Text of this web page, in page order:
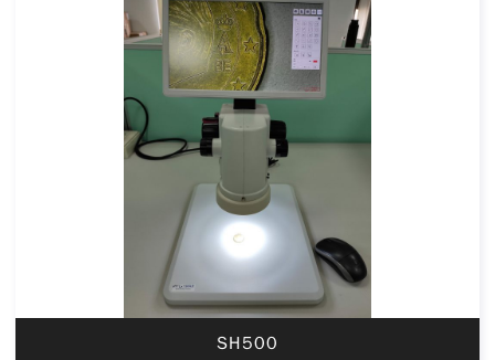
SH500